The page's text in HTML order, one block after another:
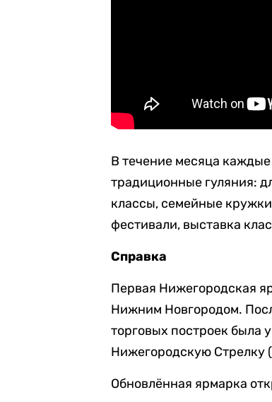
В течение месяца
традиционные гуляния:
классы, семейные
фестивали, выставка
Справка
Первая Нижегородская
Нижним Новгородом.
торговых построек была
Нижегородскую Стрелку
Обновлённая ярмарка